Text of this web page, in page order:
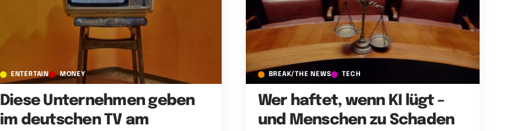
ENTERTAIN MONEY
Diese Unternehmen geben
im deutschen TV am
BREAK/THE NEWS TECH
Wer haftet, wenn KI lügt –
und Menschen zu Schaden